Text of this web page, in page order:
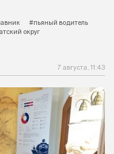
#пьяный водитель
округ
7 августа, 11:43